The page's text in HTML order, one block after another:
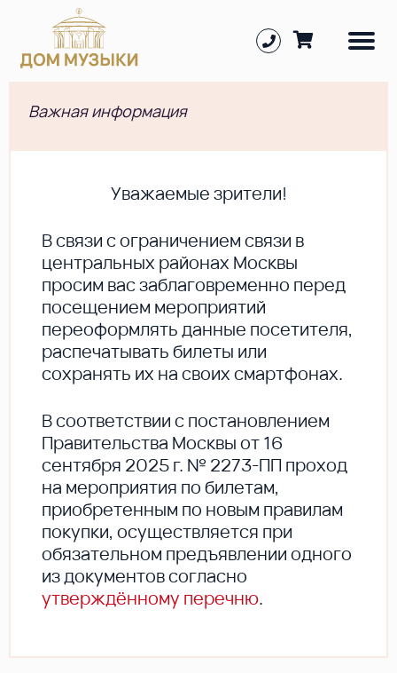
Важная информация
Уважаемые зрители!
В cвязи с ограничением связи в
центральных районах Москвы
просим вас заблаговременно перед
посещением мероприятий
переоформлять данные посетителя,
распечатывать билеты или
сохранять их на своих смартфонах.
В соответствии с постановлением
Правительства Москвы от 16
сентября 2025 г. № 2273-ПП проход
на мероприятия по билетам,
приобретенным по новым правилам
покупки, осуществляется при
обязательном предъявлении одного
из документов согласно
утверждённому перечню.